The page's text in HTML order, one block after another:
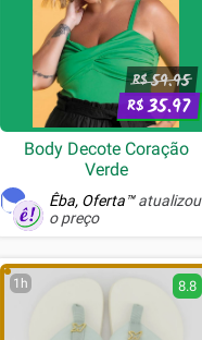
R$59.95
R$35.97
Body Decote Coração
Verde
Êba, Oferta™atualizou
o preço
1h 8.8